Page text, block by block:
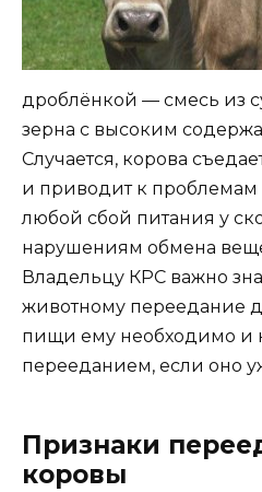
дроблёнкой — смесь из
зерна с высоким
Случается, корова
и приводит к
любой сбой питания у
нарушениям обмена
Владельцу КРС важно
животному переедание
пищи ему необходимо и
перееданием, если оно
Признаки
коровы